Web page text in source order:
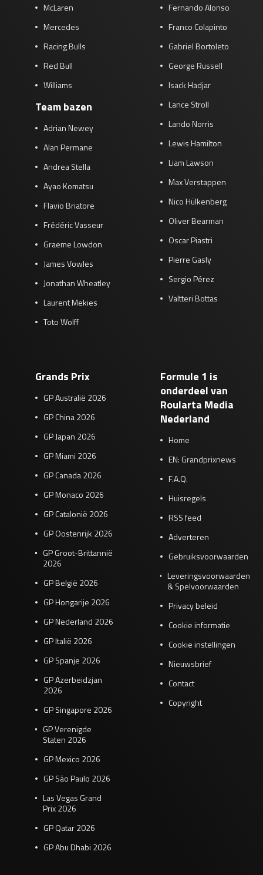
McLaren
Mercedes
Racing Bulls
Red Bull
Williams
Team bazen
Adrian Newey
Alan Permane
Andrea Stella
Ayao Komatsu
Flavio Briatore
Frédéric Vasseur
Graeme Lowdon
James Vowles
Jonathan Wheatley
Laurent Mekies
Toto Wolff
Fernando Alonso
Franco Colapinto
Gabriel Bortoleto
George Russell
Isack Hadjar
Lance Stroll
Lando Norris
Lewis Hamilton
Liam Lawson
Max Verstappen
Nico Hülkenberg
Oliver Bearman
Oscar Piastri
Pierre Gasly
Sergio Pérez
Valtteri Bottas
Grands Prix
GP Australië 2026
GP China 2026
GP Japan 2026
GP Miami 2026
GP Canada 2026
GP Monaco 2026
GP Catalonië 2026
GP Oostenrijk 2026
GP Groot-Brittannië
2026
GP België 2026
GP Hongarije 2026
GP Nederland 2026
GP Italië 2026
GP Spanje 2026
GP Azerbeidzjan
2026
GP Singapore 2026
GP Verenigde
Staten 2026
GP Mexico 2026
GP São Paulo 2026
Las Vegas Grand
Prix 2026
GP Qatar 2026
GP Abu Dhabi 2026
Formule 1 is
onderdeel van
Roularta Media
Nederland
Home
EN: Grandprixnews
F.A.Q.
Huisregels
RSS feed
Adverteren
Gebruiksvoorwaarden
Leveringsvoorwaarden
& Spelvoorwaarden
Privacy beleid
Cookie informatie
Cookie instellingen
Nieuwsbrief
Contact
Copyright